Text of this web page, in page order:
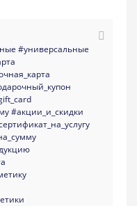
#универсальные
#акции_и_скидки